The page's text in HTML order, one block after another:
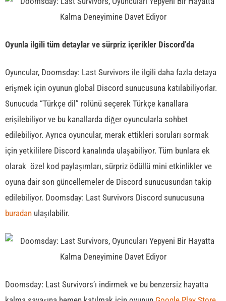
Oyunla ilgili tüm detaylar ve sürpriz içerikler Discord’da
Oyuncular, Doomsday: Last Survivors ile ilgili daha fazla detaya
erişmek için oyunun global Discord sunucusuna katılabiliyorlar.
Sunucuda “Türkçe dil” rolünü seçerek Türkçe kanallara
erişilebiliyor ve bu kanallarda diğer oyuncularla sohbet
edilebiliyor. Ayrıca oyuncular, merak ettikleri soruları sormak
için yetkililere Discord kanalında ulaşabiliyor. Tüm bunlara ek
olarak özel kod paylaşımları, sürpriz ödüllü mini etkinlikler ve
oyuna dair son güncellemeler de Discord sunucusundan takip
edilebiliyor. Doomsday: Last Survivors Discord sunucusuna
buradan ulaşılabilir.
Doomsday: Last Survivors’ı indirmek ve bu benzersiz hayatta